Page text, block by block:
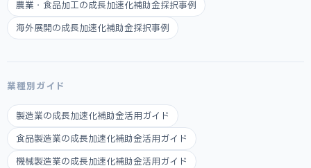
農業・食品加工の成長加速化補助金採択事例
海外展開の成長加速化補助金採択事例
業種別ガイド
製造業の成長加速化補助金活用ガイド
食品製造業の成長加速化補助金活用ガイド
機械製造業の成長加速化補助金活用ガイド